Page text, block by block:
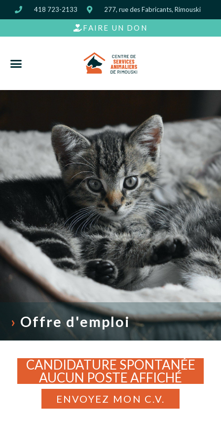
418 723-2133 277, rue des Fabricants, Rimouski
FAIRE UN DON
› Offre d'emploi
CANDIDATURE SPONTANÉE
AUCUN POSTE AFFICHÉ
ENVOYEZ MON C.V.